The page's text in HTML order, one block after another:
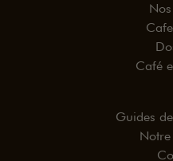
Café
Guides